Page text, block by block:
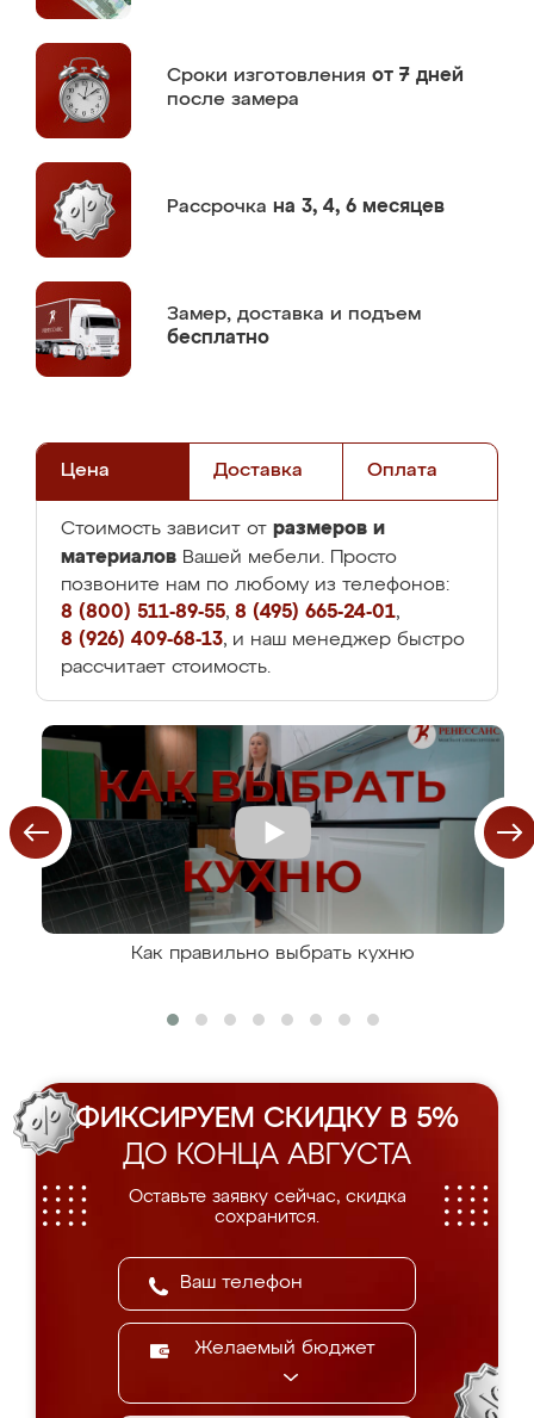
Сроки изготовления от 7 дней
после замера
Рассрочка на 3, 4, 6 месяцев
Замер, доставка и подъем
бесплатно
Цена Доставка Оплата
Стоимость зависит от размеров и
материалов Вашей мебели. Просто
позвоните нам по любому из телефонов:
8 (800) 511-89-55, 8 (495) 665-24-01,
8 (926) 409-68-13, и наш менеджер быстро
рассчитает стоимость.
Как правильно выбрать кухню
ФИКСИРУЕМ СКИДКУ В 5%
ДО КОНЦА АВГУСТА
Оставьте заявку сейчас, скидка
сохранится.
Желаемый бюджет